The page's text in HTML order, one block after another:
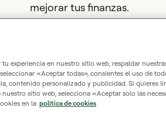
mejorar tus finanzas.
tu experiencia en nuestro sitio web, respaldar
«Aceptar todas», consientes el uso de
contenido personalizado y publicidad. Si quieres
sitio web, selecciona «Aceptar solo las
en la política de cookies